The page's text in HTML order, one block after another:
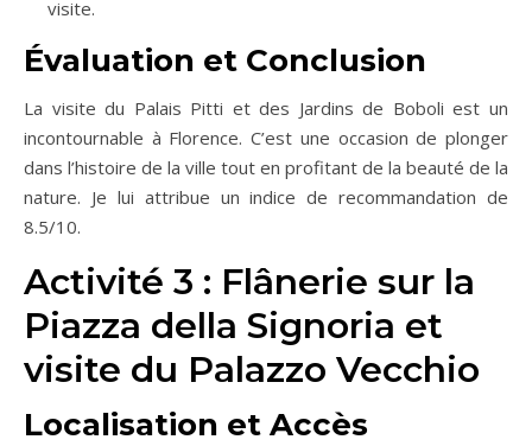
visite.
Évaluation et Conclusion
La visite du Palais Pitti et des Jardins de Boboli est un
incontournable à Florence. C’est une occasion de plonger
dans l’histoire de la ville tout en profitant de la beauté de la
nature. Je lui attribue un indice de recommandation de
8.5/10.
Activité 3 : Flânerie sur la
Piazza della Signoria et
visite du Palazzo Vecchio
Localisation et Accès